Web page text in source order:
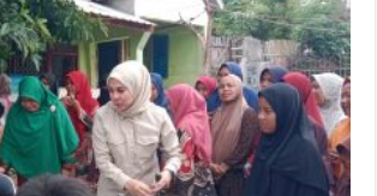
Kursi
Belajar
Stainless,Kasek
Mis
Belo
Terima
kasih
Ibu
Mardelena
DPR
Ri